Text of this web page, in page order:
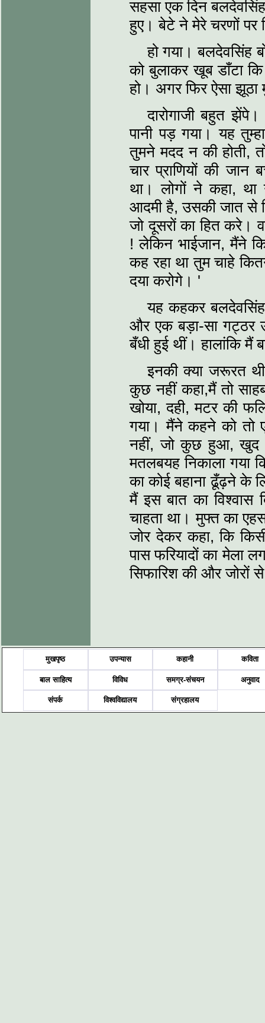
सहसा एक दिन
हुए। बेटे ने मेरे चरणों पर
हो गया। बलदेवसिंह
को बुलाकर खूब डाँटा
हो। अगर फिर ऐसा झूठा
दारोगाजी बहुत
पानी पड़ गया। यह
तुमने मदद न की होती,
चार प्राणियों की
था। लोगों ने कहा, था
आदमी है, उसकी जात से
जो दूसरों का हित करे।
! लेकिन भाईजान, मैंने
कह रहा था तुम चाहे
दया करोगे। '
यह कहकर बलदेवसिंह
और एक बड़ा-सा गट्ठर
बँधी हुई थीं। हालांकि मैं
इनकी क्या जरूरत
कुछ नहीं कहा,मैं तो
खोया, दही, मटर की
गया। मैंने कहने को तो
नहीं, जो कुछ हुआ, खुद
मतलबयह निकाला गया
का कोई बहाना ढूँढ़ने के
मैं इस बात का विश्वास
चाहता था। मुफ्त का
जोर देकर कहा, कि
पास फरियादों का मेला
सिफारिश की और जोरों
मुखपृष्ठ उपन्यास कहानी कविता
बाल साहित्य विविध समग्र-संचयन अनुवाद
संपर्क विश्वविद्यालय संग्रहालय